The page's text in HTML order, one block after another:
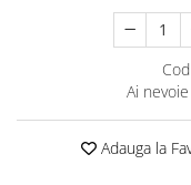
Ai
Adauga la